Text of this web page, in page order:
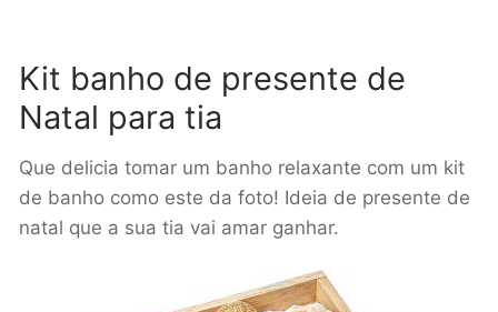
Kit banho de presente de
Natal para tia
Que delicia tomar um banho relaxante com um kit
de banho como este da foto! Ideia de presente de
natal que a sua tia vai amar ganhar.